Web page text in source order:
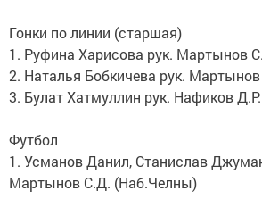
Гонки по линии (старшая)
1. Руфина Харисова рук. Мартынов
2. Наталья Бобкичева рук.
3. Булат Хатмуллин рук. Нафиков
Футбол
1. Усманов Данил, Станислав
Мартынов С.Д. (Наб.Челны)